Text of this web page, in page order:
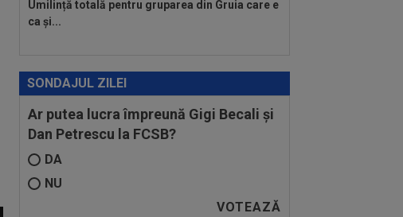
Umilință totală pentru gruparea din Gruia care e
ca și...
SONDAJUL ZILEI
Ar putea lucra împreună Gigi Becali și
Dan Petrescu la FCSB?
DA
NU